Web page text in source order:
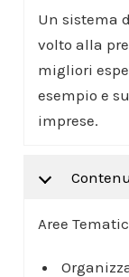
Un sistema
volto alla
migliori
esempio e
imprese.
Aree